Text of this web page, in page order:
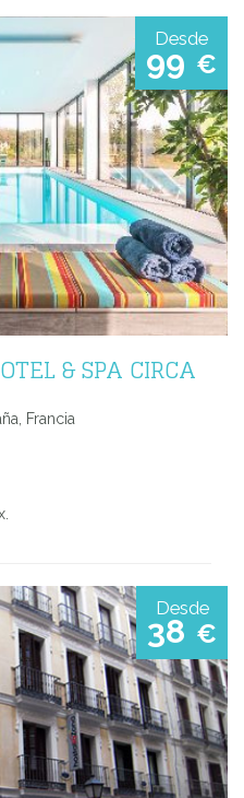
Desde
99 €
& SPA CIRCA
Francia
Desde
38 €